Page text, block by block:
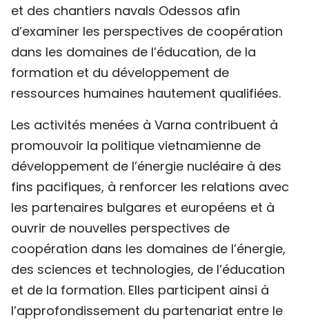
et des chantiers navals Odessos afin
d’examiner les perspectives de coopération
dans les domaines de l’éducation, de la
formation et du développement de
ressources humaines hautement qualifiées.
Les activités menées à Varna contribuent à
promouvoir la politique vietnamienne de
développement de l’énergie nucléaire à des
fins pacifiques, à renforcer les relations avec
les partenaires bulgares et européens et à
ouvrir de nouvelles perspectives de
coopération dans les domaines de l’énergie,
des sciences et technologies, de l’éducation
et de la formation. Elles participent ainsi à
l’approfondissement du partenariat entre le